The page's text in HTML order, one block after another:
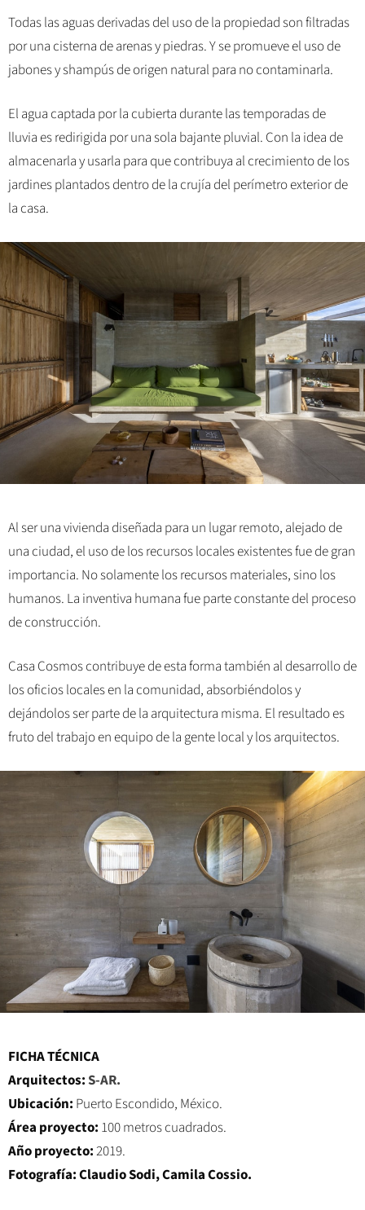
Todas las aguas derivadas del uso de la propiedad son filtradas
por una cisterna de arenas y piedras. Y se promueve el uso de
jabones y shampús de origen natural para no contaminarla.
El agua captada por la cubierta durante las temporadas de
lluvia es redirigida por una sola bajante pluvial. Con la idea de
almacenarla y usarla para que contribuya al crecimiento de los
jardines plantados dentro de la crujía del perímetro exterior de
la casa.
Al ser una vivienda diseñada para un lugar remoto, alejado de
una ciudad, el uso de los recursos locales existentes fue de gran
importancia. No solamente los recursos materiales, sino los
humanos. La inventiva humana fue parte constante del proceso
de construcción.
Casa Cosmos contribuye de esta forma también al desarrollo de
los oficios locales en la comunidad, absorbiéndolos y
dejándolos ser parte de la arquitectura misma. El resultado es
fruto del trabajo en equipo de la gente local y los arquitectos.
FICHA TÉCNICA
Arquitectos:S-AR.
Ubicación: Puerto Escondido, México.
Área proyecto: 100 metros cuadrados.
Año proyecto:2019.
Fotografía:Claudio Sodi, Camila Cossio.